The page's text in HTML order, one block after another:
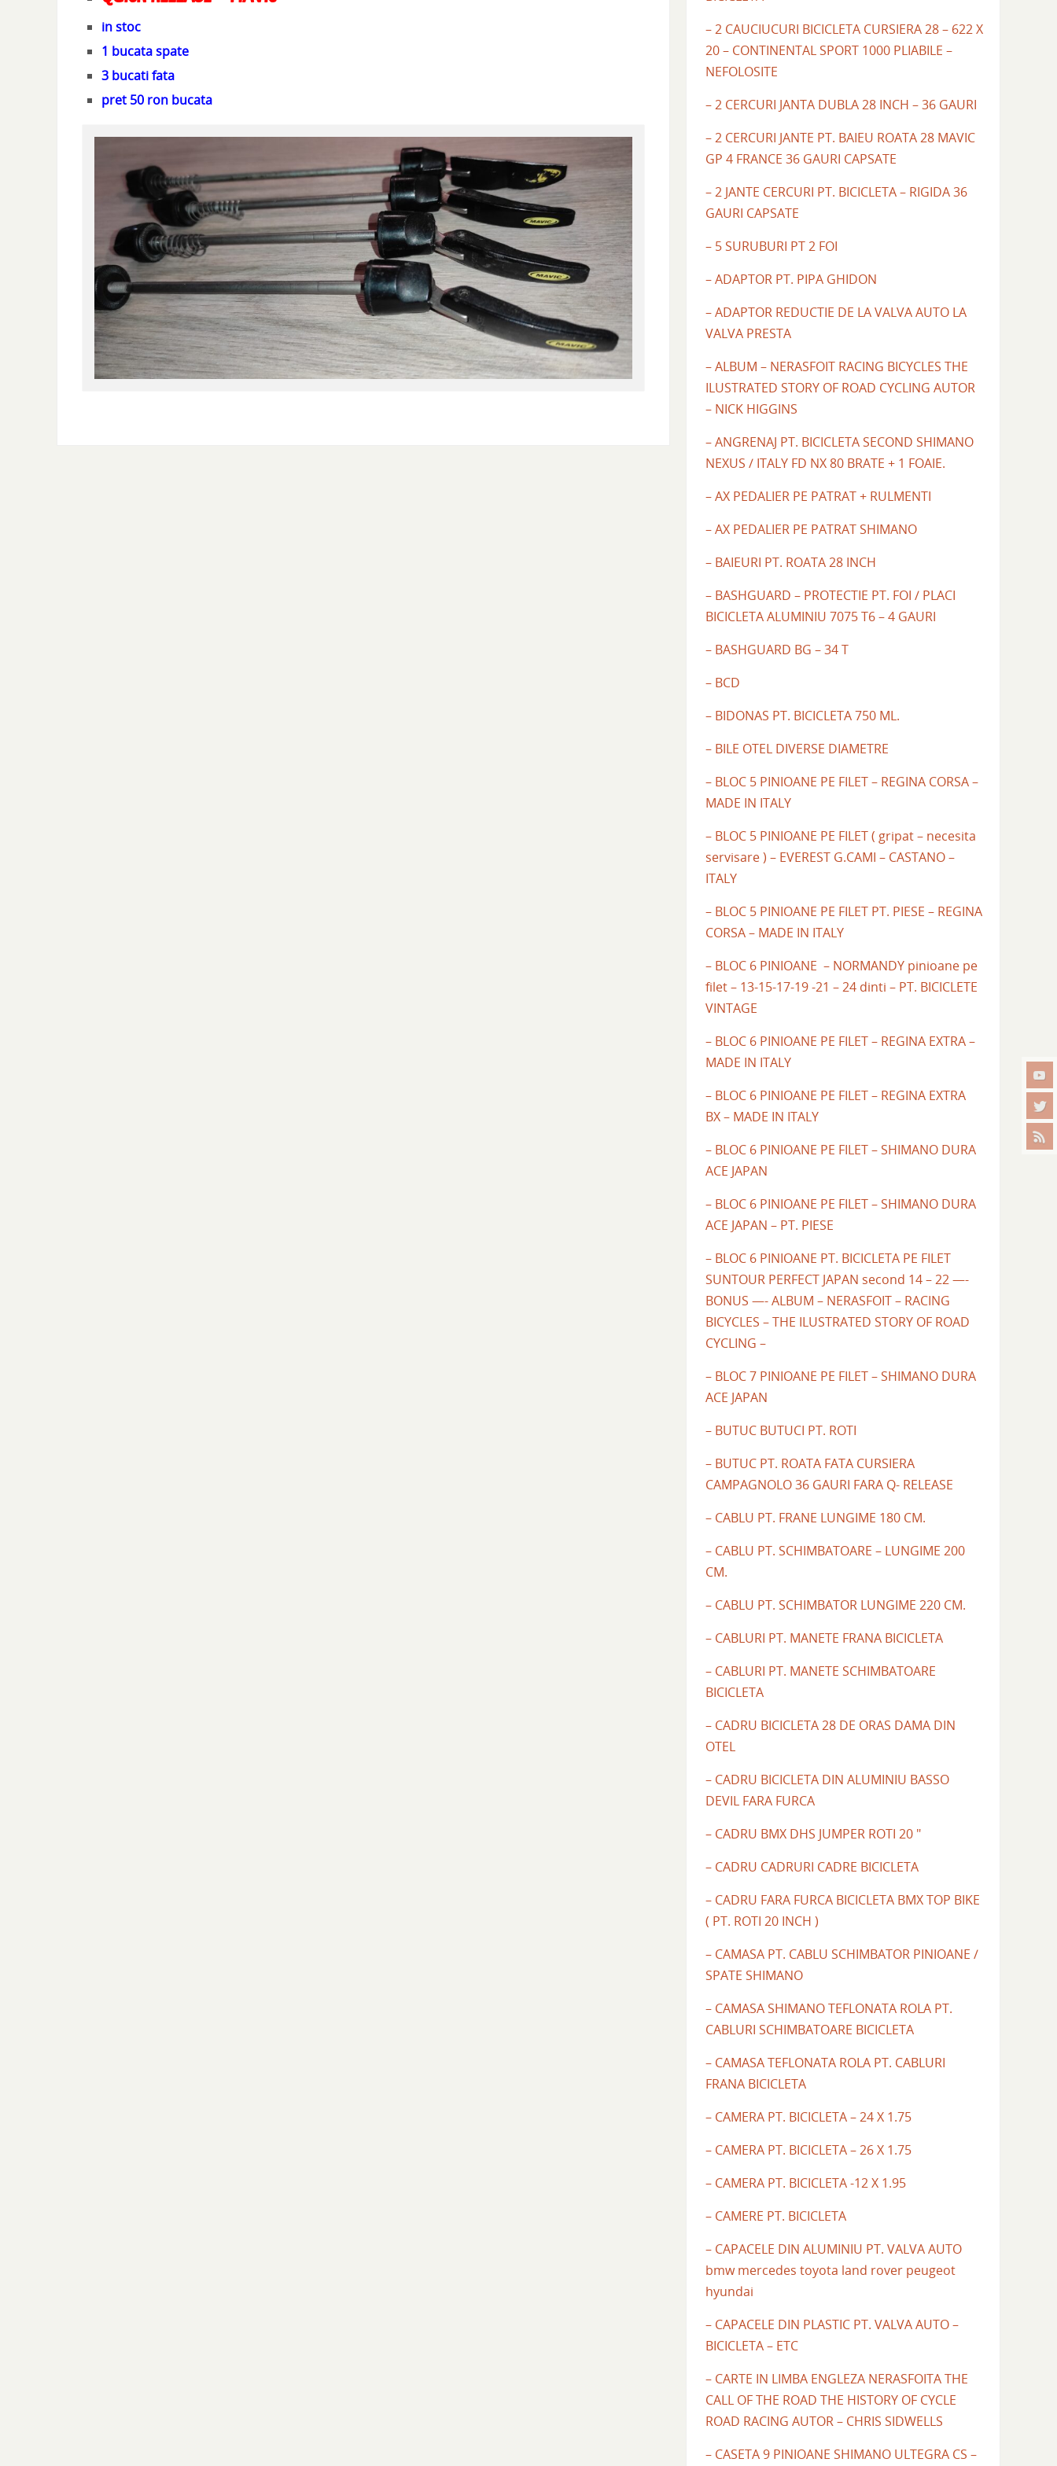
in stoc
1 bucata spate
3 bucati fata
pret 50 ron bucata
– 2 CAUCIUCURI BICICLETA CURSIERA 28 – 622 X
20 – CONTINENTAL SPORT 1000 PLIABILE –
NEFOLOSITE
– 2 CERCURI JANTA DUBLA 28 INCH – 36 GAURI
– 2 CERCURI JANTE PT. BAIEU ROATA 28 MAVIC
GP 4 FRANCE 36 GAURI CAPSATE
– 2 JANTE CERCURI PT. BICICLETA – RIGIDA 36
GAURI CAPSATE
– 5 SURUBURI PT 2 FOI
– ADAPTOR PT. PIPA GHIDON
– ADAPTOR REDUCTIE DE LA VALVA AUTO LA
VALVA PRESTA
– ALBUM – NERASFOIT RACING BICYCLES THE
ILUSTRATED STORY OF ROAD CYCLING AUTOR
– NICK HIGGINS
– ANGRENAJ PT. BICICLETA SECOND SHIMANO
NEXUS / ITALY FD NX 80 BRATE + 1 FOAIE.
– AX PEDALIER PE PATRAT + RULMENTI
– AX PEDALIER PE PATRAT SHIMANO
– BAIEURI PT. ROATA 28 INCH
– BASHGUARD – PROTECTIE PT. FOI / PLACI
BICICLETA ALUMINIU 7075 T6 – 4 GAURI
– BASHGUARD BG – 34 T
– BCD
– BIDONAS PT. BICICLETA 750 ML.
– BILE OTEL DIVERSE DIAMETRE
– BLOC 5 PINIOANE PE FILET – REGINA CORSA –
MADE IN ITALY
– BLOC 5 PINIOANE PE FILET ( gripat – necesita
servisare ) – EVEREST G.CAMI – CASTANO –
ITALY
– BLOC 5 PINIOANE PE FILET PT. PIESE – REGINA
CORSA – MADE IN ITALY
– BLOC 6 PINIOANE – NORMANDY pinioane pe
filet – 13-15-17-19 -21 – 24 dinti – PT. BICICLETE
VINTAGE
– BLOC 6 PINIOANE PE FILET – REGINA EXTRA –
MADE IN ITALY
– BLOC 6 PINIOANE PE FILET – REGINA EXTRA
BX – MADE IN ITALY
– BLOC 6 PINIOANE PE FILET – SHIMANO DURA
ACE JAPAN
– BLOC 6 PINIOANE PE FILET – SHIMANO DURA
ACE JAPAN – PT. PIESE
– BLOC 6 PINIOANE PT. BICICLETA PE FILET
SUNTOUR PERFECT JAPAN second 14 – 22 —-
BONUS —- ALBUM – NERASFOIT – RACING
BICYCLES – THE ILUSTRATED STORY OF ROAD
CYCLING –
– BLOC 7 PINIOANE PE FILET – SHIMANO DURA
ACE JAPAN
– BUTUC BUTUCI PT. ROTI
– BUTUC PT. ROATA FATA CURSIERA
CAMPAGNOLO 36 GAURI FARA Q- RELEASE
– CABLU PT. FRANE LUNGIME 180 CM.
– CABLU PT. SCHIMBATOARE – LUNGIME 200
CM.
– CABLU PT. SCHIMBATOR LUNGIME 220 CM.
– CABLURI PT. MANETE FRANA BICICLETA
– CABLURI PT. MANETE SCHIMBATOARE
BICICLETA
– CADRU BICICLETA 28 DE ORAS DAMA DIN
OTEL
– CADRU BICICLETA DIN ALUMINIU BASSO
DEVIL FARA FURCA
– CADRU BMX DHS JUMPER ROTI 20 "
– CADRU CADRURI CADRE BICICLETA
– CADRU FARA FURCA BICICLETA BMX TOP BIKE
( PT. ROTI 20 INCH )
– CAMASA PT. CABLU SCHIMBATOR PINIOANE /
SPATE SHIMANO
– CAMASA SHIMANO TEFLONATA ROLA PT.
CABLURI SCHIMBATOARE BICICLETA
– CAMASA TEFLONATA ROLA PT. CABLURI
FRANA BICICLETA
– CAMERA PT. BICICLETA – 24 X 1.75
– CAMERA PT. BICICLETA – 26 X 1.75
– CAMERA PT. BICICLETA -12 X 1.95
– CAMERE PT. BICICLETA
– CAPACELE DIN ALUMINIU PT. VALVA AUTO
bmw mercedes toyota land rover peugeot
hyundai
– CAPACELE DIN PLASTIC PT. VALVA AUTO –
BICICLETA – ETC
– CARTE IN LIMBA ENGLEZA NERASFOITA THE
CALL OF THE ROAD THE HISTORY OF CYCLE
ROAD RACING AUTOR – CHRIS SIDWELLS
– CASETA 9 PINIOANE SHIMANO ULTEGRA CS –